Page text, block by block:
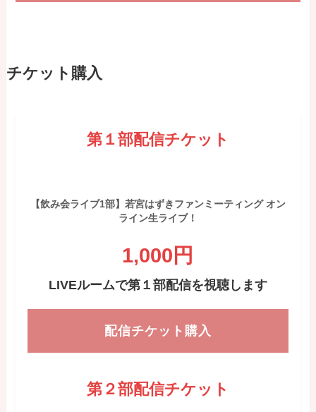
チケット購入
第１部配信チケット
【飲み会ライブ1部】若宮はずきファンミーティング オン
ライン生ライブ！
1,000円
LIVEルームで第１部配信を視聴します
配信チケット購入
第２部配信チケット